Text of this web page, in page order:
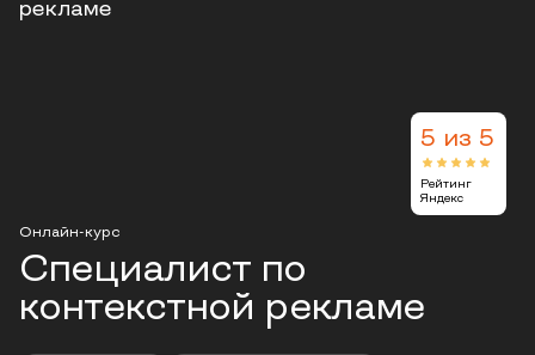
5 из 5
Рейтинг
Яндекс
Онлайн-курс
Специалист по
контекстной рекламе